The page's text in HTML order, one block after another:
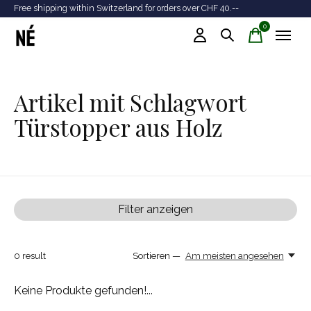
Free shipping within Switzerland for orders over CHF 40.--
0items
Artikel mit Schlagwort
Türstopper aus Holz
Filter anzeigen
0 result Sortieren — Am meisten angesehen
Keine Produkte gefunden!...